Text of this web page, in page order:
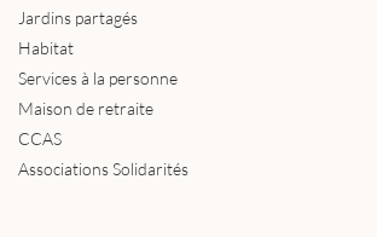
Jardins partagés
Habitat
Services à la personne
Maison de retraite
CCAS
Associations Solidarités